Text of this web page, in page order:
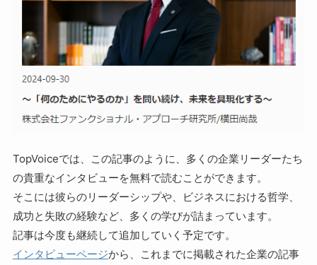
TopVoiceでは、この記事のように、多くの企業リーダーたち
の貴重なインタビューを無料で読むことができます。
そこには彼らのリーダーシップや、ビジネスにおける哲学、
成功と失敗の経験など、多くの学びが詰まっています。
記事は今度も継続して追加していく予定です。
インタビューページから、これまでに掲載された企業の記事